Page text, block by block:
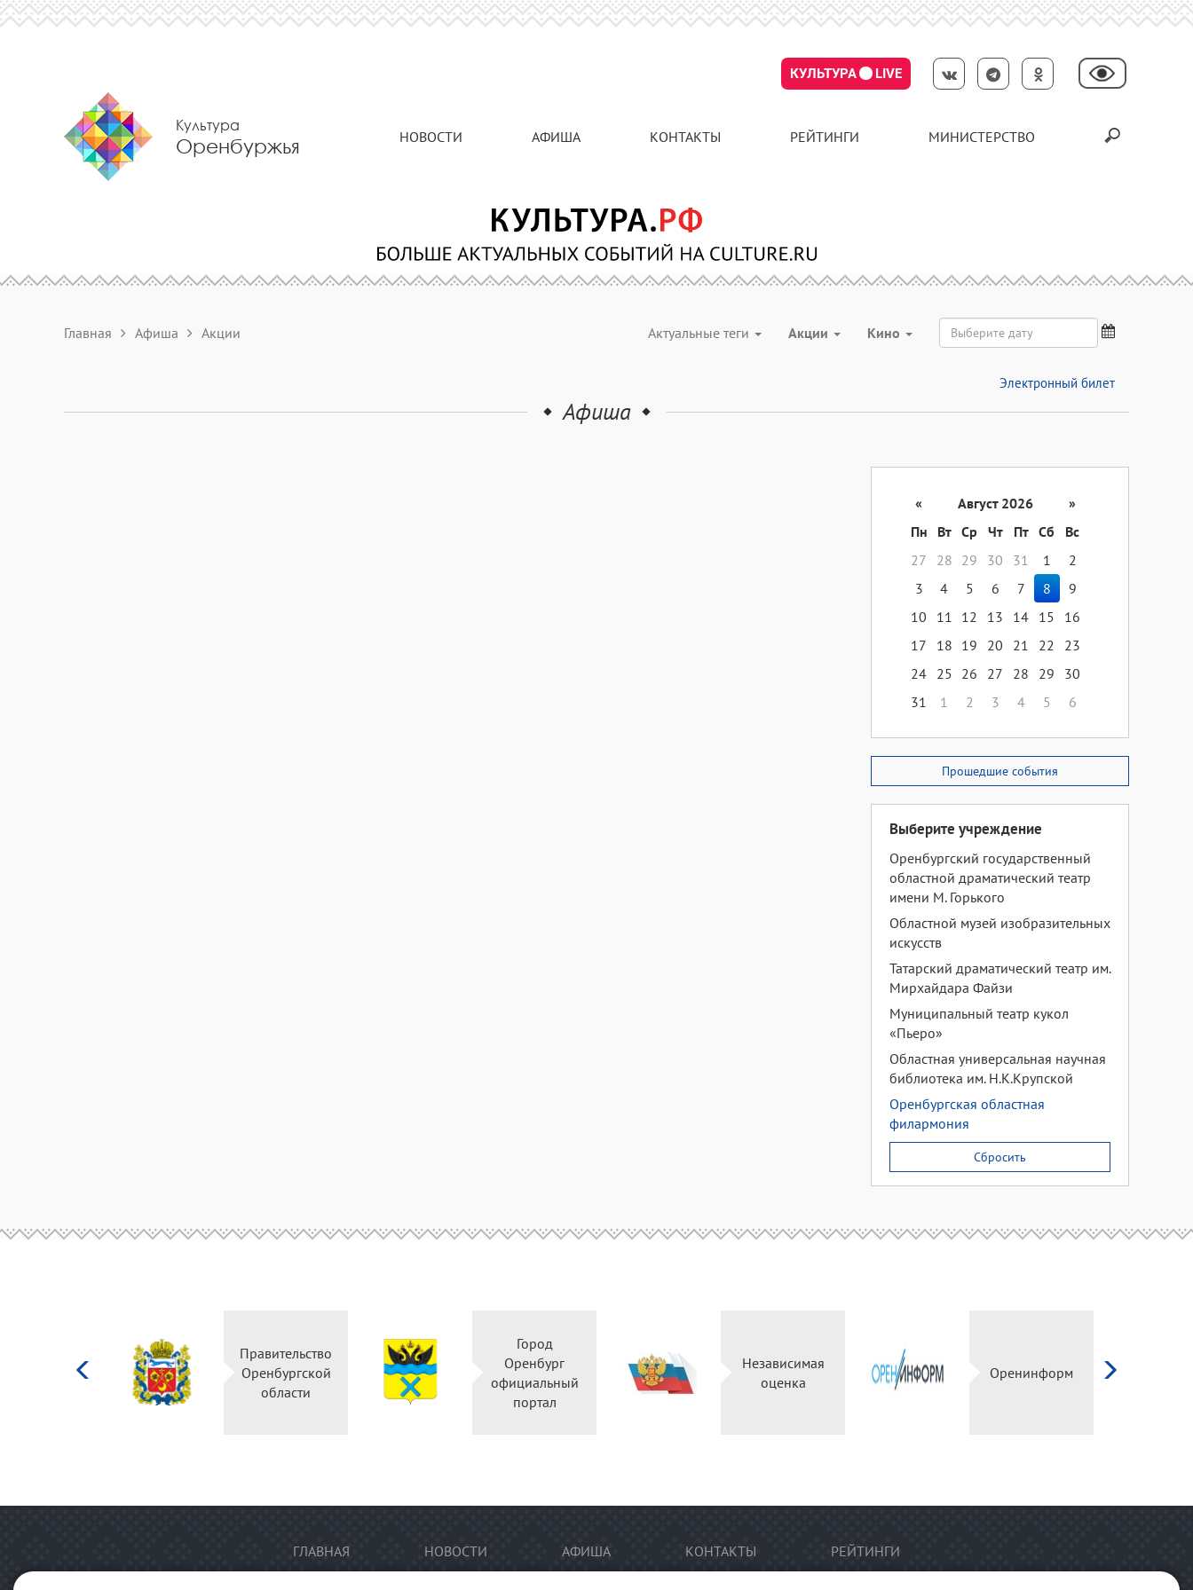
КУЛЬТУРА LIVE
Культура
Оренбуржья НОВОСТИ АФИША КОНТАКТЫ РЕЙТИНГИ МИНИСТЕРСТВО
Главная Афиша Акции Актуальные теги Акции Кино
Электронный билет
Афиша
« Август 2026
»
Пн
Вт Ср Чт Пт Сб
Вс
27
28 29 30 31 1
2
3
4 5 6 7 8
9
10
11 12 13 14 15
16
17
18 19 20 21 22
23
24 25 26 27 28 29
30
31
1 2 3 4 5 6
Прошедшие события
Выберите учреждение
Оренбургский государственный
областной драматический театр
имени М. Горького
Областной музей изобразительных
искусств
Татарский драматический театр им.
Мирхайдара Файзи
Муниципальный театр кукол
«Пьеро»
Областная универсальная научная
библиотека им. Н.К.Крупской
Оренбургская областная
филармония
Сбросить
Правительство
Оренбургской
области
Город
Оренбург
официальный
портал
Независимая
оценка
Оренинформ
ГЛАВНАЯ НОВОСТИ АФИША КОНТАКТЫ РЕЙТИНГИ